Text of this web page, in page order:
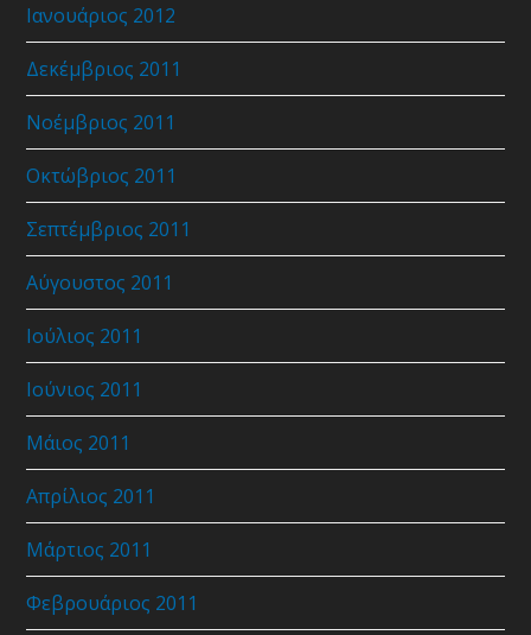
Ιανουάριος 2012
Δεκέμβριος 2011
Νοέμβριος 2011
Οκτώβριος 2011
Σεπτέμβριος 2011
Αύγουστος 2011
Ιούλιος 2011
Ιούνιος 2011
Μάιος 2011
Απρίλιος 2011
Μάρτιος 2011
Φεβρουάριος 2011